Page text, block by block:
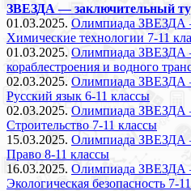
ЗВЕЗДА — заключительный
01.03.2025. Олимпиада ЗВЕЗДА
Химические технологии 7-11
01.03.2025. Олимпиада ЗВЕЗДА
кораблестроения и водного
02.03.2025. Олимпиада ЗВЕЗДА
Русский язык 6-11 классы
02.03.2025. Олимпиада ЗВЕЗДА
Строительство 7-11 классы
15.03.2025. Олимпиада ЗВЕЗДА
Право 8-11 классы
16.03.2025. Олимпиада ЗВЕЗДА
Экологическая безопасность 7-